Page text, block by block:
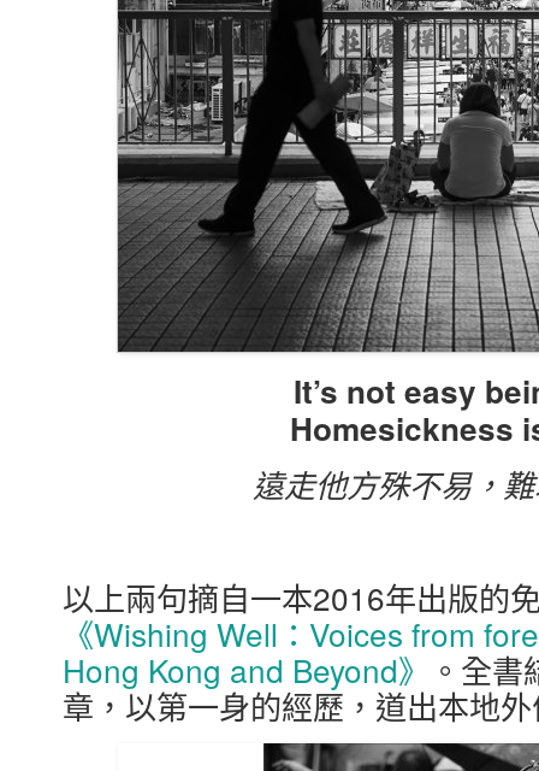
It’s not easy
Homesickness
遠走他方殊不易，
以上兩句摘自一本2016年出版的
《Wishing Well：Voices from
Hong Kong and Beyond》 。全
章，以第一身的經歷，道出本地